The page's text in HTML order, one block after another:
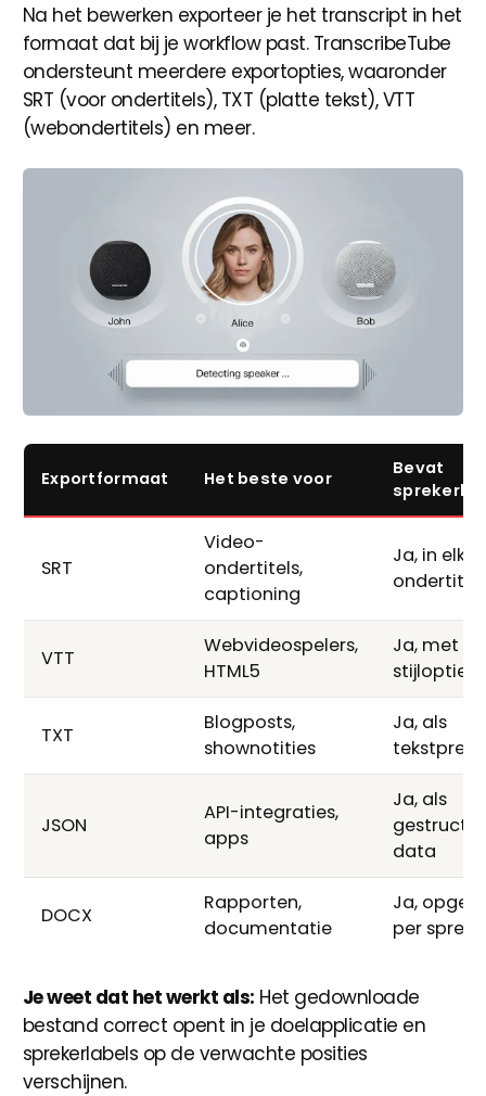
Na het bewerken exporteer je het transcript in het
formaat dat bij je workflow past. TranscribeTube
ondersteunt meerdere exportopties, waaronder
SRT (voor ondertitels), TXT (platte tekst), VTT
(webondertitels) en meer.
Exportformaat Het beste voor
Bevat
SRT
Video-
ondertitels,
captioning
Ja, in elk
VTT
Webvideospelers,
HTML5
Ja, met
stijlopties
TXT
Blogposts,
shownotities
Ja, als
JSON
API-integraties,
apps
Ja, als
data
DOCX
Rapporten,
documentatie
Ja,
per
Je weet dat het werkt als: Het gedownloade
bestand correct opent in je doelapplicatie en
sprekerlabels op de verwachte posities
verschijnen.